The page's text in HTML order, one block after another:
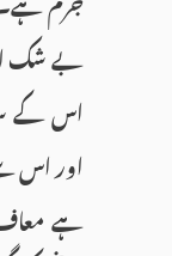
بے شک
اس کے
اور اس
ہے